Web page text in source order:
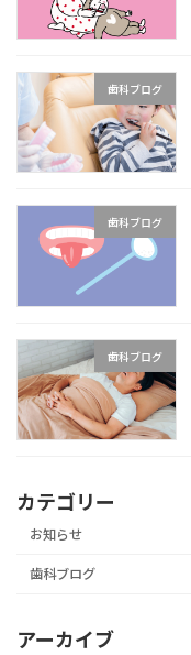
歯科ブログ
歯科ブログ
歯科ブログ
カテゴリー
お知らせ
歯科ブログ
アーカイブ